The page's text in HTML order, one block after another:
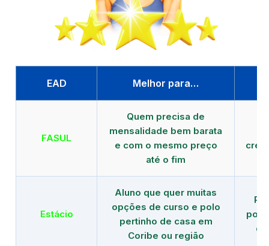
EAD Melhor para…
FASUL
Quem precisa de
mensalidade bem barata
e com o mesmo preço
até o fim
Estácio
Aluno que quer muitas
opções de curso e polo
pertinho de casa em
Coribe ou região